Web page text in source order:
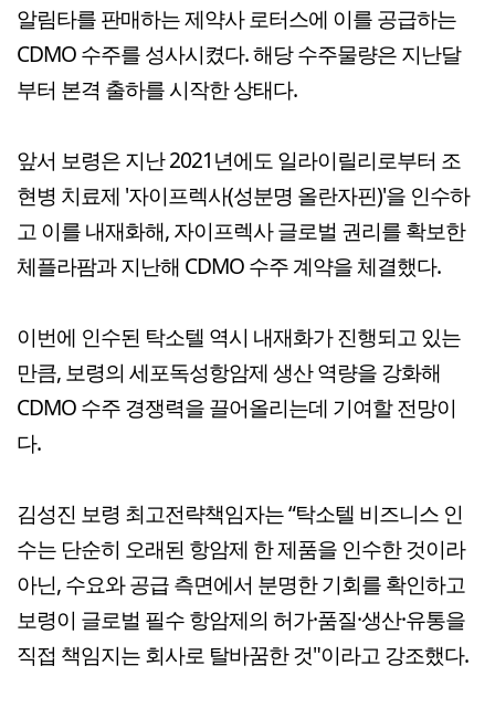
알림타를 판매하는 제약사 로터스에 이를 공급하는
CDMO 수주를 성사시켰다. 해당 수주물량은 지난달
부터 본격 출하를 시작한 상태다.
앞서 보령은 지난 2021년에도 일라이릴리로부터 조
현병 치료제 '자이프렉사(성분명 올란자핀)'을 인수하
고 이를 내재화해, 자이프렉사 글로벌 권리를 확보한
체플라팜과 지난해 CDMO 수주 계약을 체결했다.
이번에 인수된 탁소텔 역시 내재화가 진행되고 있는
만큼, 보령의 세포독성항암제 생산 역량을 강화해
CDMO 수주 경쟁력을 끌어올리는데 기여할 전망이
다.
김성진 보령 최고전략책임자는 “탁소텔 비즈니스 인
수는 단순히 오래된 항암제 한 제품을 인수한 것이라
아닌, 수요와 공급 측면에서 분명한 기회를 확인하고
보령이 글로벌 필수 항암제의 허가·품질·생산·유통을
직접 책임지는 회사로 탈바꿈한 것"이라고 강조했다.